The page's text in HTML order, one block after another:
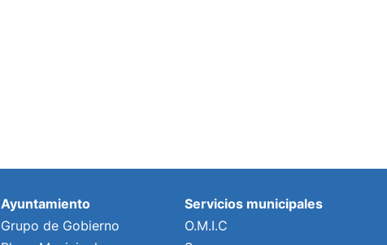
Ayuntamiento
Grupo de Gobierno
Servicios municipales
O.M.I.C